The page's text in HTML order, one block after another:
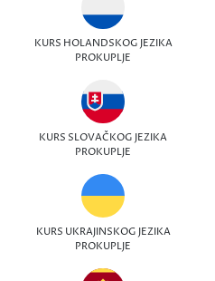
KURS HOLANDSKOG JEZIKA
PROKUPLJE
KURS SLOVAČKOG JEZIKA
PROKUPLJE
KURS UKRAJINSKOG JEZIKA
PROKUPLJE